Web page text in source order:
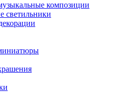
композиции
светильники